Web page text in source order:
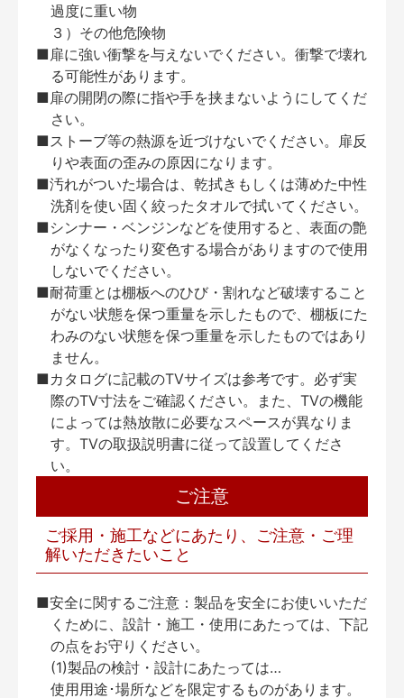
過度に重い物
３）その他危険物
■扉に強い衝撃を与えないでください。衝撃で壊れ
る可能性があります。
■扉の開閉の際に指や手を挟まないようにしてくだ
さい。
■ストーブ等の熱源を近づけないでください。扉反
りや表面の歪みの原因になります。
■汚れがついた場合は、乾拭きもしくは薄めた中性
洗剤を使い固く絞ったタオルで拭いてください。
■シンナー・ベンジンなどを使用すると、表面の艶
がなくなったり変色する場合がありますので使用
しないでください。
■耐荷重とは棚板へのひび・割れなど破壊すること
がない状態を保つ重量を示したもので、棚板にた
わみのない状態を保つ重量を示したものではあり
ません。
■カタログに記載のTVサイズは参考です。必ず実
際のTV寸法をご確認ください。また、TVの機能
によっては熱放散に必要なスペースが異なりま
す。TVの取扱説明書に従って設置してくださ
い。
ご注意
ご採用・施工などにあたり、ご注意・ご理
解いただきたいこと
■安全に関するご注意：製品を安全にお使いいただ
くために、設計・施工・使用にあたっては、下記
の点をお守りください。
(1)製品の検討・設計にあたっては…
使用用途･場所などを限定するものがあります。